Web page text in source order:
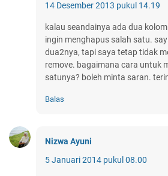
14 Desember 2013 pukul 14.19
kalau seandainya ada dua
ingin menghapus salah satu.
dua2nya, tapi saya tetap tidak
remove. bagaimana cara untuk
satunya? boleh minta saran.
Balas
Nizwa Ayuni
5 Januari 2014 pukul 08.00